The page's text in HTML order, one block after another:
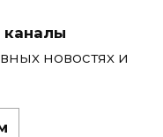
каналы
новостях и